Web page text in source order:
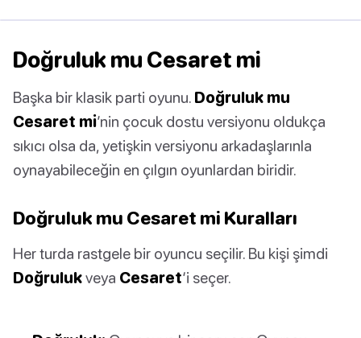
Doğruluk mu Cesaret mi
Başka bir klasik parti oyunu. Doğruluk mu
Cesaret mi’nin çocuk dostu versiyonu oldukça
sıkıcı olsa da, yetişkin versiyonu arkadaşlarınla
oynayabileceğin en çılgın oyunlardan biridir.
Doğruluk mu Cesaret mi Kuralları
Her turda rastgele bir oyuncu seçilir. Bu kişi şimdi
Doğrulukveya Cesaret‘i seçer.